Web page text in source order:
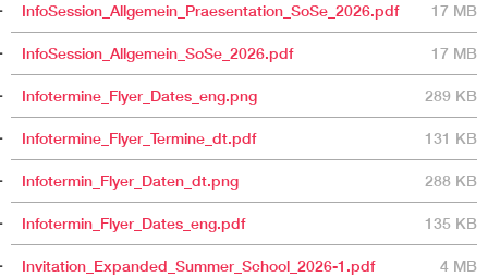
InfoSession_Allgemein_Praesentation_SoSe_2026.pdf 17 MB
InfoSession_Allgemein_SoSe_2026.pdf 17 MB
Infotermine_Flyer_Dates_eng.png 289 KB
Infotermine_Flyer_Termine_dt.pdf 131 KB
Infotermin_Flyer_Daten_dt.png 288 KB
Infotermin_Flyer_Dates_eng.pdf 135 KB
Invitation_Expanded_Summer_School_2026-1.pdf 4 MB